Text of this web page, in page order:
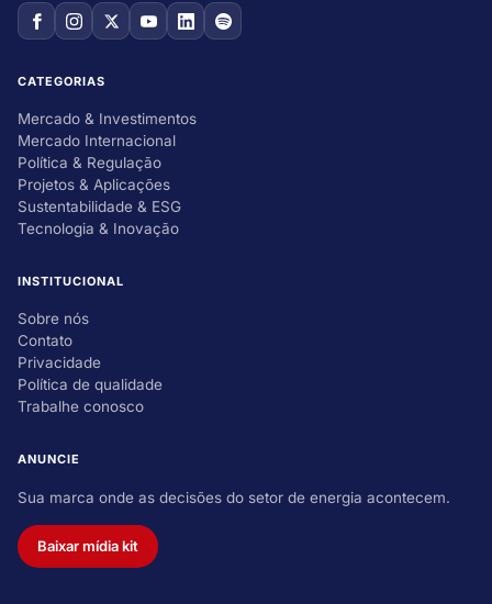
CATEGORIAS
Mercado & Investimentos
Mercado Internacional
Política & Regulação
Projetos & Aplicações
Sustentabilidade & ESG
Tecnologia & Inovação
INSTITUCIONAL
Sobre nós
Contato
Privacidade
Política de qualidade
Trabalhe conosco
ANUNCIE
Sua marca onde as decisões do setor de energia acontecem.
Baixar mídia kit